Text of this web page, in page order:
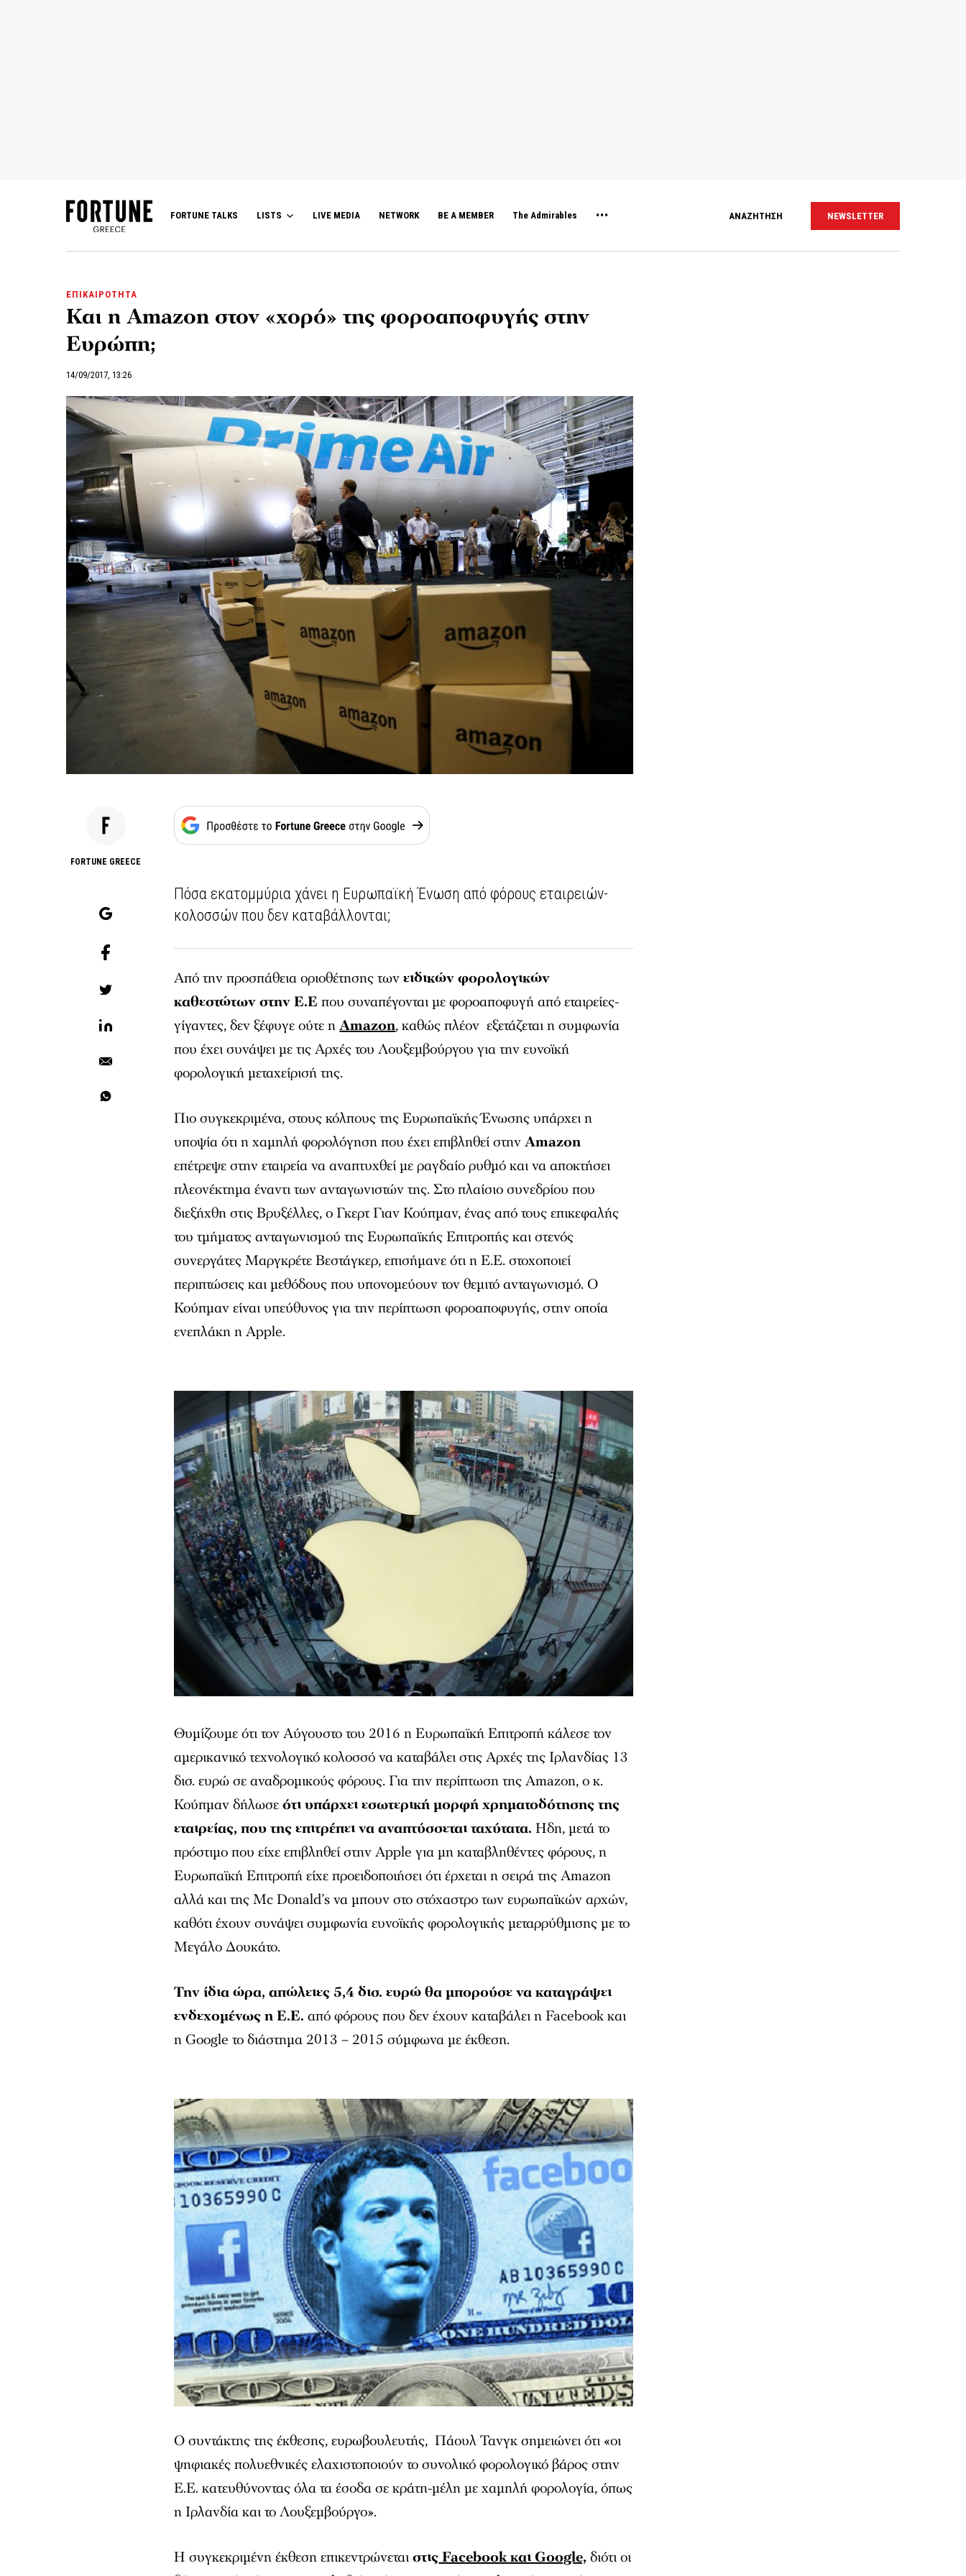
FORTUNE TALKS LISTS LIVE MEDIA NETWORK BE A MEMBER The Admirables ΑΝΑΖΗΤΗΣΗ NEWSLETTER
ΕΠΙΚΑΙΡΟΤΗΤΑ
Και η Amazon στον «χορό» της φοροαποφυγής στην
Ευρώπη;
14/09/2017, 13:26
FORTUNE GREECE
Πόσα εκατομμύρια χάνει η Ευρωπαϊκή Ένωση από φόρους εταιρειών-
κολοσσών που δεν καταβάλλονται;
Από την προσπάθεια οριοθέτησης τωνειδικών φορολογικών
καθεστώτων στην Ε.Επου συναπέγονται με φοροαποφυγή από εταιρείες-
γίγαντες, δεν ξέφυγε ούτε ηAmazon, καθώς πλέον εξετάζεται η συμφωνία
που έχει συνάψει με τις Αρχές του Λουξεμβούργου για την ευνοϊκή
φορολογική μεταχείρισή της.
Πιο συγκεκριμένα, στους κόλπους της Ευρωπαϊκής Ένωσης υπάρχει η
υποψία ότι η χαμηλή φορολόγηση που έχει επιβληθεί στηνAmazon
επέτρεψε στην εταιρεία να αναπτυχθεί με ραγδαίο ρυθμό και να αποκτήσει
πλεονέκτημα έναντι των ανταγωνιστών της. Στο πλαίσιο συνεδρίου που
διεξήχθη στις Βρυξέλλες, ο Γκερτ Γιαν Κούπμαν, ένας από τους επικεφαλής
του τμήματος ανταγωνισμού της Ευρωπαϊκής Επιτροπής και στενός
συνεργάτες Μαργκρέτε Βεστάγκερ, επισήμανε ότι η Ε.Ε. στοχοποιεί
περιπτώσεις και μεθόδους που υπονομεύουν τον θεμιτό ανταγωνισμό. Ο
Κούπμαν είναι υπεύθυνος για την περίπτωση φοροαποφυγής, στην οποία
ενεπλάκη η Apple.
Θυμίζουμε ότι τον Αύγουστο του 2016 η Ευρωπαϊκή Επιτροπή κάλεσε τον
αμερικανικό τεχνολογικό κολοσσό να καταβάλει στις Αρχές της Iρλανδίας 13
δισ. ευρώ σε αναδρομικούς φόρους. Για την περίπτωση της Amazon, ο κ.
Κούπμαν δήλωσεότι υπάρχει εσωτερική μορφή χρηματοδότησης της
εταιρείας, που της επιτρέπει να αναπτύσσεται ταχύτατα. Ηδη, μετά το
πρόστιμο που είχε επιβληθεί στην Apple για μη καταβληθέντες φόρους, η
Ευρωπαϊκή Επιτροπή είχε προειδοποιήσει ότι έρχεται η σειρά της Amazon
αλλά και της Mc Donald’s να μπουν στο στόχαστρο των ευρωπαϊκών αρχών,
καθότι έχουν συνάψει συμφωνία ευνοϊκής φορολογικής μεταρρύθμισης με το
Μεγάλο Δουκάτο.
Την ίδια ώρα, απώλειες 5,4 δισ. ευρώ θα μπορούσε να καταγράψει
ενδεχομένως η Ε.Ε. από φόρους που δεν έχουν καταβάλει η Facebook και
η Google το διάστημα 2013 – 2015 σύμφωνα με έκθεση.
Ο συντάκτης της έκθεσης, ευρωβουλευτής, Πάουλ Τανγκ σημειώνει ότι «οι
ψηφιακές πολυεθνικές ελαχιστοποιούν το συνολικό φορολογικό βάρος στην
Ε.Ε. κατευθύνοντας όλα τα έσοδα σε κράτη-μέλη με χαμηλή φορολογία, όπως
η Ιρλανδία και το Λουξεμβούργο».
Η συγκεκριμένη έκθεση επικεντρώνεταιστις Facebook και Google, διότι οι